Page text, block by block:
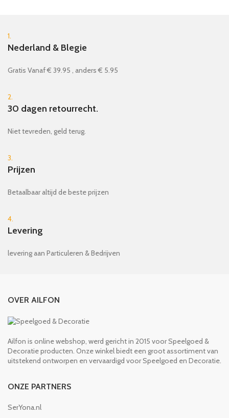
1.
Nederland & Blegie
Gratis Vanaf € 39.95 , anders € 5.95
2.
30 dagen retourrecht.
Niet tevreden, geld terug.
3.
Prijzen
Betaalbaar altijd de beste prijzen
4.
Levering
levering aan Particuleren & Bedrijven
OVER AILFON
Ailfon is online webshop, werd gericht in 2015 voor Speelgoed &
Decoratie producten. Onze winkel biedt een groot assortiment van
uitstekend ontworpen en vervaardigd voor Speelgoed en Decoratie.
ONZE PARTNERS
SerYona.nl